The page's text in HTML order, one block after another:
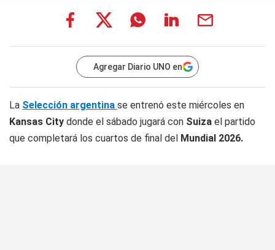
Agregar Diario UNO en
La Selección argentina se entrenó este miércoles en
Kansas City donde el sábado jugará con Suiza el partido
que completará los cuartos de final del Mundial 2026.